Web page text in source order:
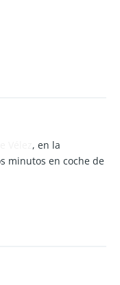
, en la
minutos en coche de
este deporte.